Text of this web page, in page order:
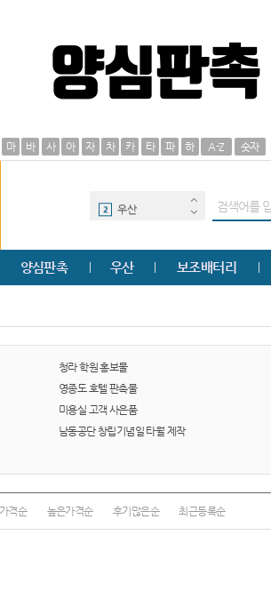
마 바 사 아 자 차 카 타 파 하 A-Z 숫자
2 우산
4 AP-100062
볼펜
6 여행
손톱
양심판촉 우산 보조배터리
청라 학원 홍보물
영종도 호텔 판촉물
미용실 고객 사은품
남동공단 창립기념일 타월 제작
격순 높은가격순 후기많은순 최근등록순